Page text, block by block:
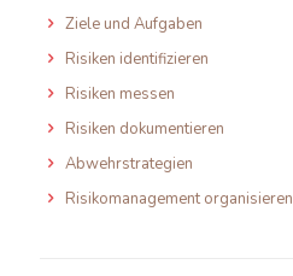
Ziele und Aufgaben
Risiken identifizieren
Risiken messen
Risiken dokumentieren
Abwehrstrategien
Risikomanagement organisieren